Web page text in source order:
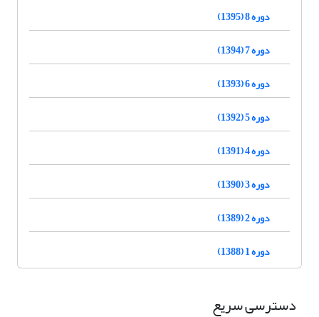
دوره 8 (1395)
دوره 7 (1394)
دوره 6 (1393)
دوره 5 (1392)
دوره 4 (1391)
دوره 3 (1390)
دوره 2 (1389)
دوره 1 (1388)
دسترسی سریع